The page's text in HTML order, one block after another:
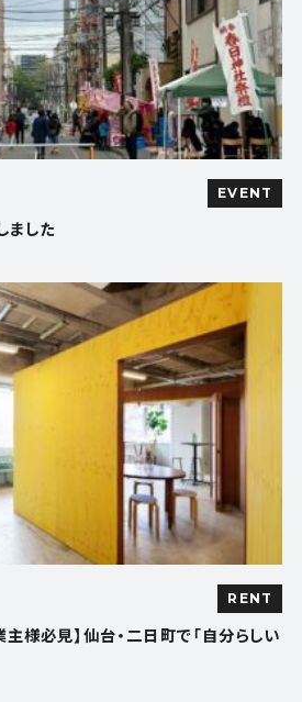
EVENT
ました
RENT
主様必見】仙台・二日町で「自分らしい